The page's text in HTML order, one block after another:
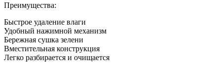
Преимущества:
Быстрое удаление влаги
Удобный нажимной механизм
Бережная сушка зелени
Вместительная конструкция
Легко разбирается и очищается